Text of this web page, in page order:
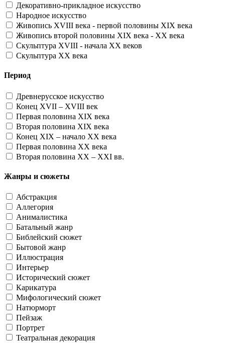
Декоративно-прикладное искусство
Народное искусство
Живопись XVIII века - первой половины XIX века
Живопись второй половины XIX века - XX века
Скульптура XVIII - начала XX веков
Скульптура XX века
Период
Древнерусское искусство
Конец XVII – XVIII век
Первая половина XIX века
Вторая половина XIX века
Конец XIX – начало XX века
Первая половина XX века
Вторая половина XX – XXI вв.
Жанры и сюжеты
Абстракция
Аллегория
Анималистика
Батальный жанр
Библейский сюжет
Бытовой жанр
Иллюстрация
Интерьер
Исторический сюжет
Карикатура
Мифологический сюжет
Натюрморт
Пейзаж
Портрет
Театральная декорация